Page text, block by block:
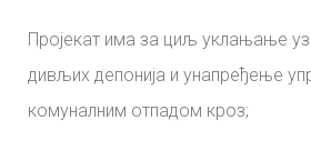
Пројекат има за циљ уклањање
дивљих депонија и унапређење
комуналним отпадом кроз;